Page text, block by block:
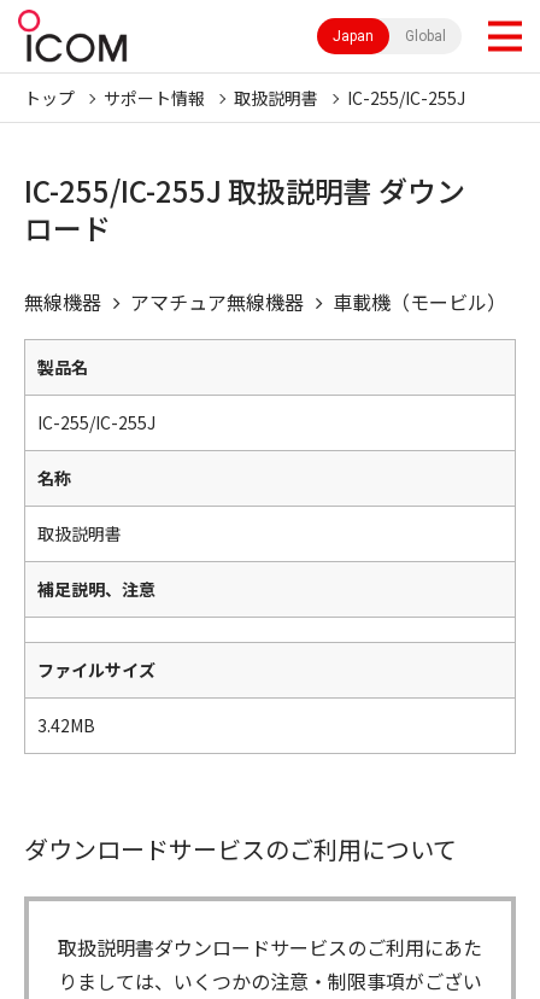
Japan Global
トップ サポート情報 取扱説明書 IC-255/IC-255J
IC-255/IC-255J 取扱説明書 ダウン
ロード
無線機器 アマチュア無線機器 車載機（モービル）
製品名
IC-255/IC-255J
名称
取扱説明書
補足説明、注意
ファイルサイズ
3.42MB
ダウンロードサービスのご利用について
取扱説明書ダウンロードサービスのご利用にあた
りましては、いくつかの注意・制限事項がござい